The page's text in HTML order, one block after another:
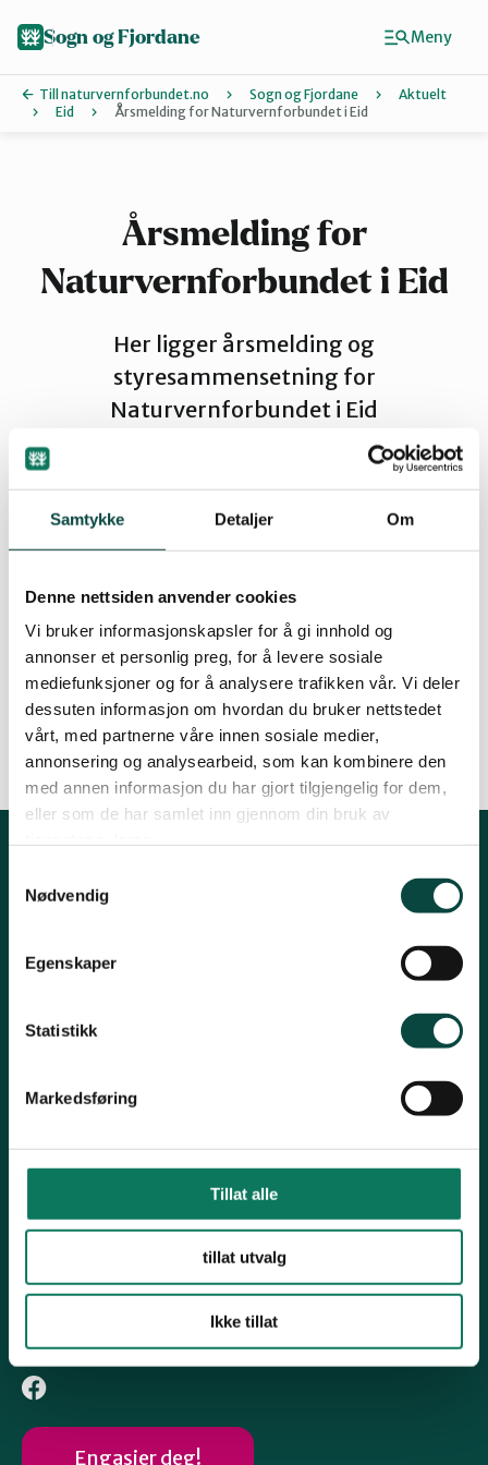
Samtykke Detaljer Om
Denne nettsiden anvender cookies
Vi bruker informasjonskapsler for å gi innhold og
annonser et personlig preg, for å levere sosiale
mediefunksjoner og for å analysere trafikken vår. Vi deler
dessuten informasjon om hvordan du bruker nettstedet
vårt, med partnerne våre innen sosiale medier,
annonsering og analysearbeid, som kan kombinere den
med annen informasjon du har gjort tilgjengelig for dem,
eller som de har samlet inn gjennom din bruk av
Nødvendig
Egenskaper
Statistikk
Markedsføring
Tillat alle
tillat utvalg
Ikke tillat
Artsklubb
Bremanger
Kinn
Sogn og Fjordane
Sunnfjord
Sogn og Fjordane
Till naturvernforbundet.no Sogn og Fjordane
Aktuelt
Eid
Årsmelding for Naturvernforbundet i Eid
Årsmelding for
Naturvernforbundet i Eid
Her ligger årsmelding og
styresammensetning for
Naturvernforbundet i Eid
Martin Ødegaard
26.05.2015 09:00| Sist oppdatert: 14.11.2022 13:07
Her finner du årsmeldinga for 2014
Her er styresammensetninga
Hanna Lie Bakken
Hafstadvegen 34, 6800 Førde
Konto# 37002066638
Høyringsfråsegn
Engasjer deg!